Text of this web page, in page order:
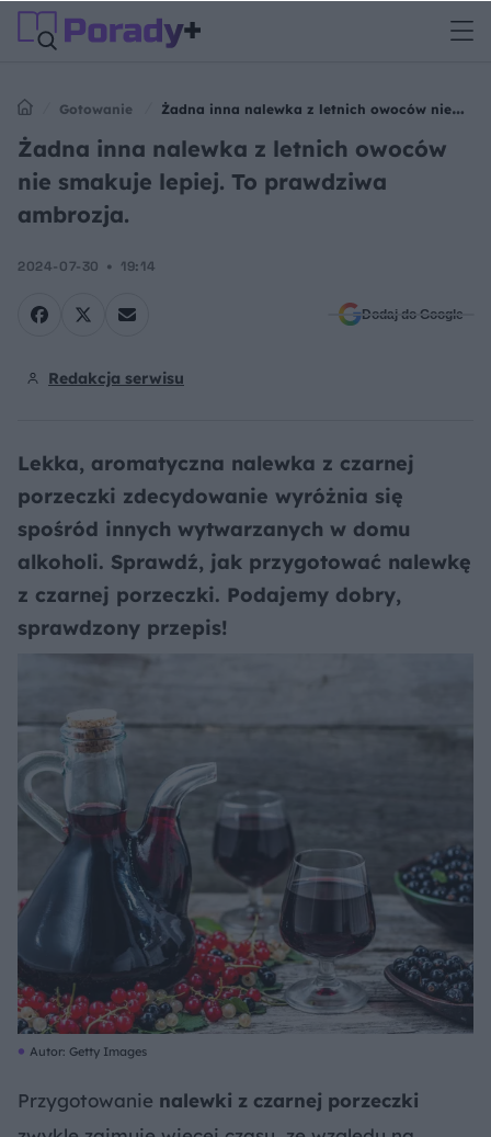
Gotowanie
Żadna inna nalewka z letnich owoców nie
smakuje lepiej. To prawdziwa ambrozja.
Żadna inna nalewka z letnich owoców
nie smakuje lepiej. To prawdziwa
ambrozja.
2024-07-30 19:14
Dodaj do Google
Redakcja serwisu
Lekka, aromatyczna nalewka z czarnej
porzeczki zdecydowanie wyróżnia się
spośród innych wytwarzanych w domu
alkoholi. Sprawdź, jak przygotować nalewkę
z czarnej porzeczki. Podajemy dobry,
sprawdzony przepis!
Autor: Getty Images
Przygotowanie nalewki z czarnej porzeczki